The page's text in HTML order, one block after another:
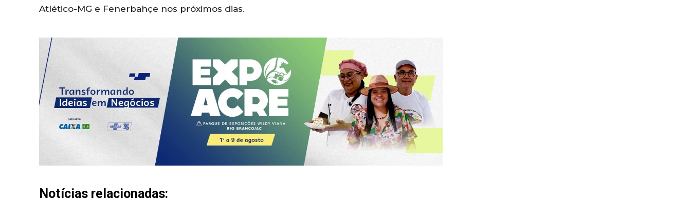
Atlético-MG e Fenerbahçe nos próximos dias.
Notícias relacionadas: